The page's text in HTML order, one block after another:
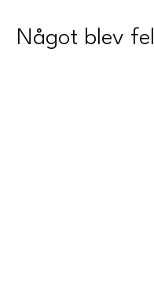
Något blev fel